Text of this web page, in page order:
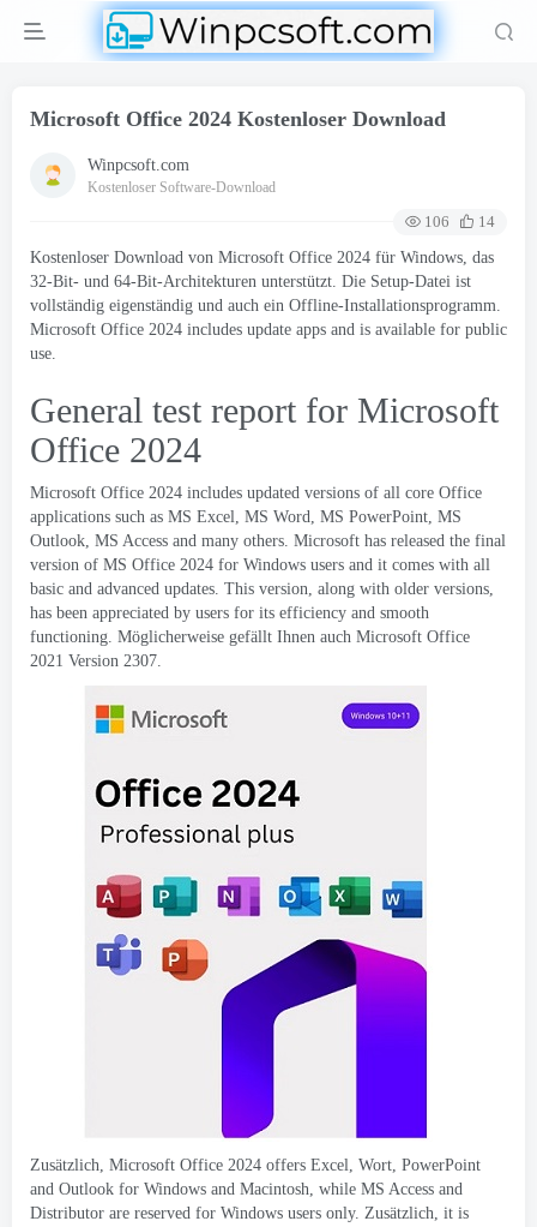
Microsoft Office 2024 Kostenloser Download
Winpcsoft.com
Kostenloser Software-Download
106
14
Kostenloser Download von Microsoft Office 2024 für Windows, das
32-Bit- und 64-Bit-Architekturen unterstützt. Die Setup-Datei ist
vollständig eigenständig und auch ein Offline-Installationsprogramm.
Microsoft Office 2024 includes update apps and is available for public
use.
General test report for Microsoft
Office 2024
Microsoft Office 2024 includes updated versions of all core Office
applications such as MS Excel, MS Word, MS PowerPoint, MS
Outlook, MS Access and many others. Microsoft has released the final
version of MS Office 2024 for Windows users and it comes with all
basic and advanced updates. This version, along with older versions,
has been appreciated by users for its efficiency and smooth
functioning. Möglicherweise gefällt Ihnen auch Microsoft Office
2021 Version 2307.
Zusätzlich, Microsoft Office 2024 offers Excel, Wort, PowerPoint
and Outlook for Windows and Macintosh, while MS Access and
Distributor are reserved for Windows users only. Zusätzlich, it is